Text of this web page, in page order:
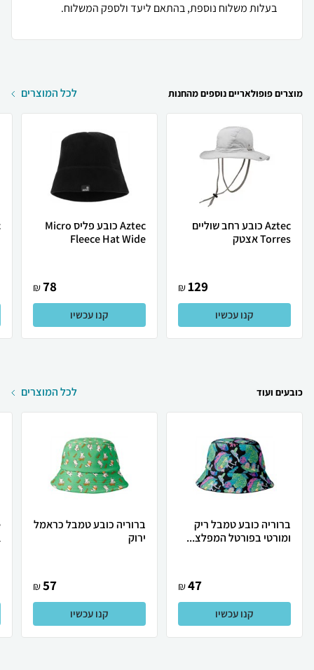
בעלות משלוח נוספת, בהתאם ליעד ולספק המשלוח.
מוצרים פופולאריים נוספים מהחנות לכל המוצרים
Aztec כובע רחב שוליים
Torres אצטק
129
₪
קנו עכשיו
Aztec כובע פליס Micro
Fleece Hat Wide
78
₪
קנו עכשיו
כובעים ועוד לכל המוצרים
ברוריה כובע טמבל ריק
ומורטי בפורטל המפלצ...
47
₪
קנו עכשיו
ברוריה כובע טמבל כראמל
ירוק
57
₪
קנו עכשיו